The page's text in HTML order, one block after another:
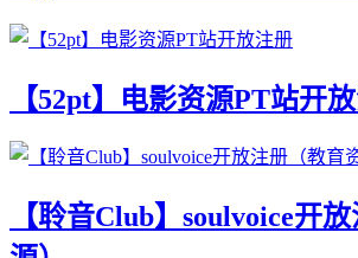
【52pt】电影资源PT站开
【聆音Club】soulvoice开